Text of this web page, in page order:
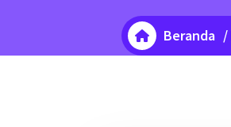
Beranda /